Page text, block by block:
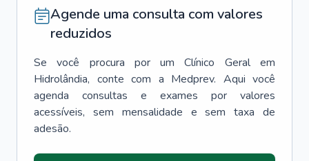
Agende uma consulta com valores
reduzidos
Se você procura por um Clínico Geral
em
Hidrolândia, conte com a Medprev. Aqui você
agenda consultas e exames por valores
acessíveis, sem mensalidade e sem taxa de
adesão.